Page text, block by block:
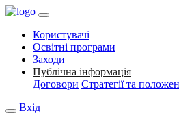
Користувачі
Освітні програми
Заходи
Публічна інформація
Договори Стратегії та
Вхід